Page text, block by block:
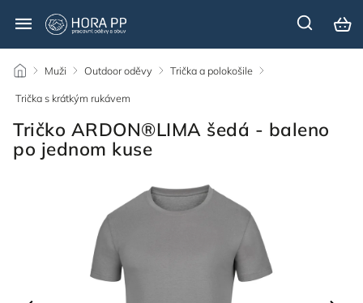
/ Muži / Outdoor oděvy / Trička a polokošile /
Trička s krátkým rukávem
Tričko ARDON®LIMA šedá - baleno
po jednom kuse